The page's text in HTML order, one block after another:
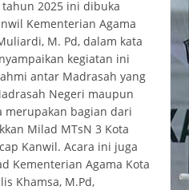
2025 ini dibuka
Kementerian Agama
M. Pd, dalam kata
kegiatan ini
antar Madrasah yang
Negeri maupun
merupakan bagian dari
Milad MTsN 3 Kota
Kanwil. Acara ini juga
Kementerian Agama Kota
Khamsa, M.Pd,